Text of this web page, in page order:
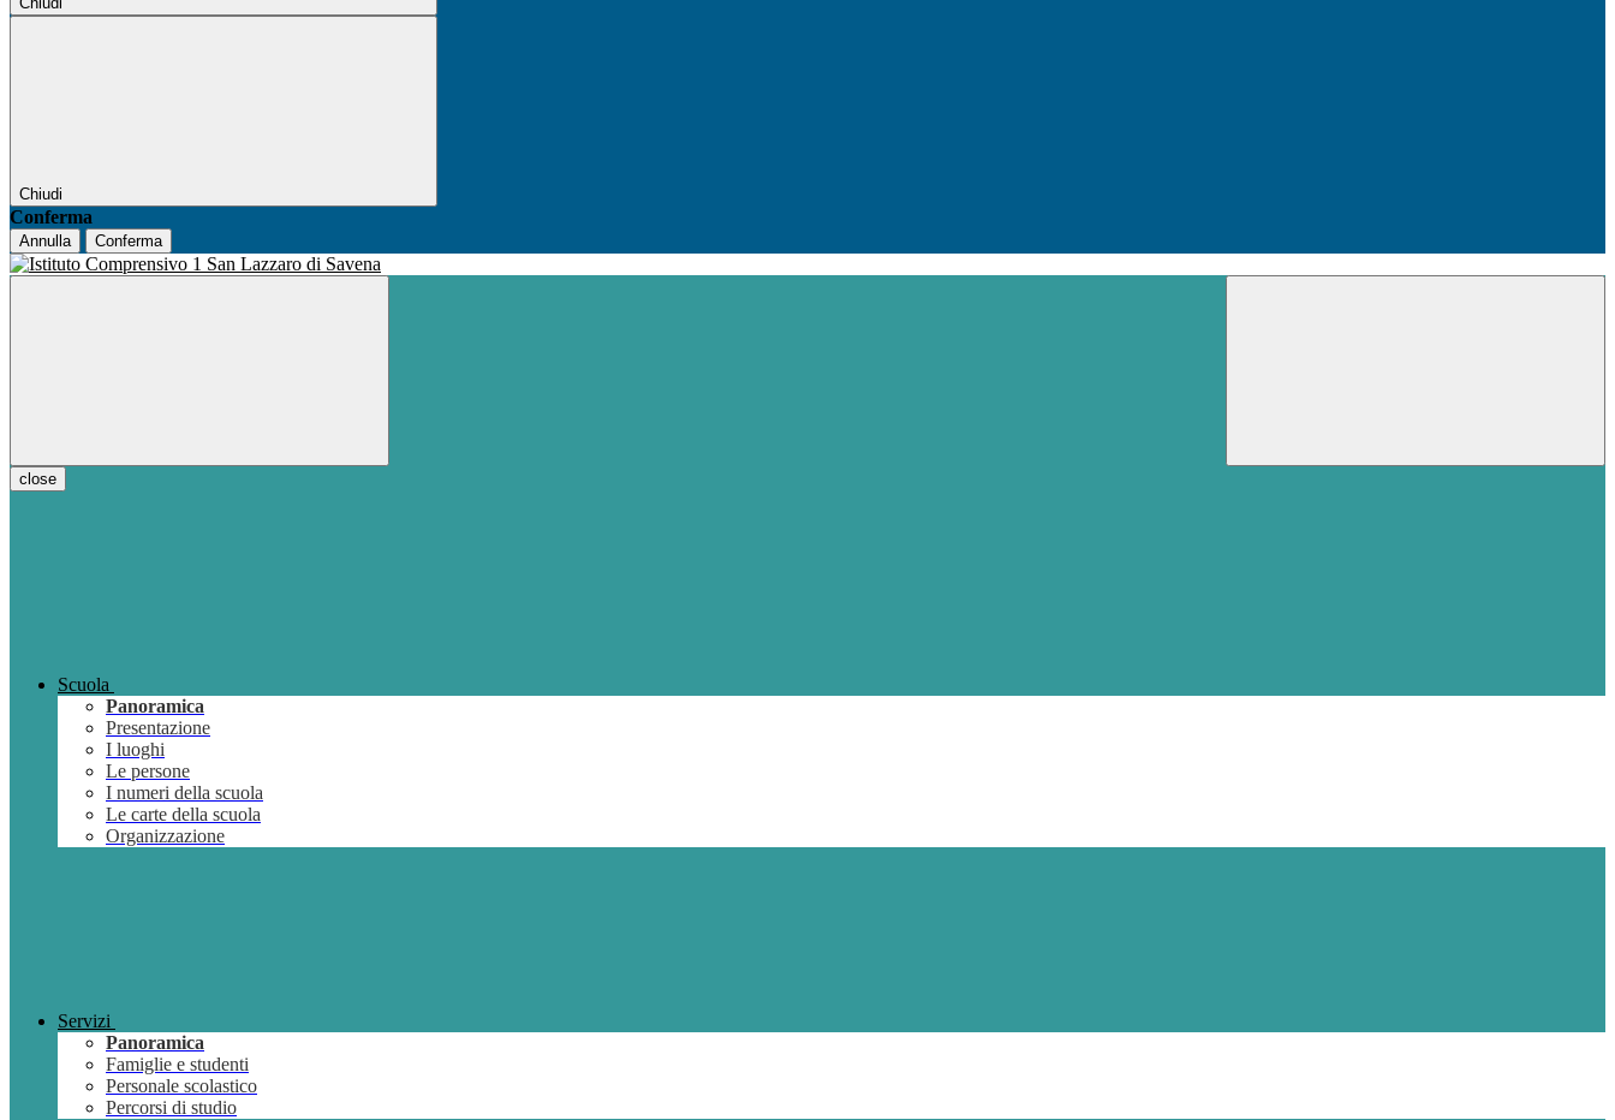
Chiudi
Conferma
Annulla Conferma
close
Scuola
Panoramica
Presentazione
I luoghi
Le persone
I numeri della scuola
Le carte della scuola
Organizzazione
Servizi
Panoramica
Famiglie e studenti
Personale scolastico
Percorsi di studio